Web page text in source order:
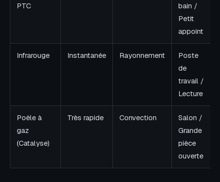
PTC
bain /
Petit
appoint
Infrarouge Instantanée Rayonnement
Poste
de
travail /
Lecture
Poêle à
gaz
(Catalyse)
Très rapide Convection
Salon /
Grande
pièce
ouverte